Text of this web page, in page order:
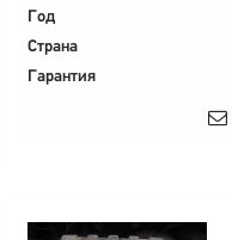
Год
Страна
Гарантия